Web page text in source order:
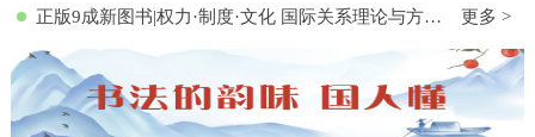
正版9成新图书|权力·制度·文化 国际关系理论与方法研究文集(第 更多 >